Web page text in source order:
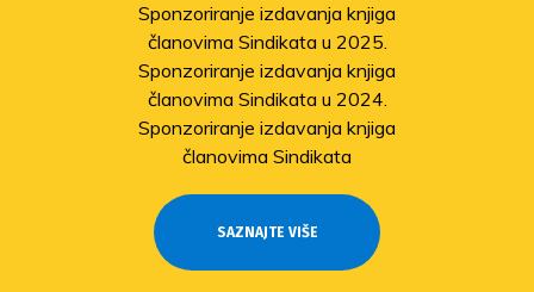
Sponzoriranje izdavanja knjiga
članovima Sindikata u 2025.
Sponzoriranje izdavanja knjiga
članovima Sindikata u 2024.
Sponzoriranje izdavanja knjiga
članovima Sindikata
SAZNAJTE VIŠE